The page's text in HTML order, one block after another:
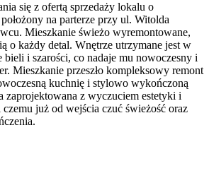
się z ofertą sprzedaży lokalu o
na parterze przy ul. Witolda
Mieszkanie świeżo wyremontowane,
o każdy detal. Wnętrze utrzymane jest w
i szarości, co nadaje mu nowoczesny i
Mieszkanie przeszło kompleksowy remont
kuchnię i stylowo wykończoną
zaprojektowana z wyczuciem estetyki i
już od wejścia czuć świeżość oraz